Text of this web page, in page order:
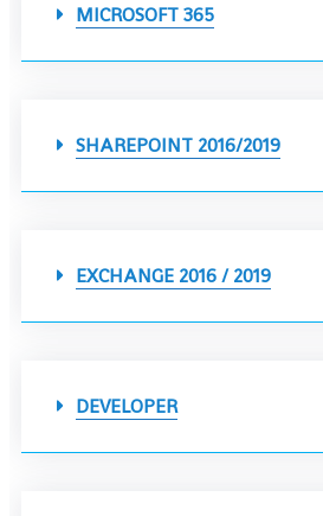
MICROSOFT 365
SHAREPOINT 2016/2019
EXCHANGE 2016 / 2019
DEVELOPER